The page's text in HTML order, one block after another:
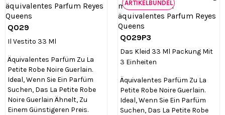
Q029
Il Vestito 33 Ml
Äquivalentes Parfüm Zu La
Petite Robe Noire Guerlain.
Ideal, Wenn Sie Ein Parfüm
Suchen, Das La Petite Robe
Noire Guerlain Ähnelt, Zu
Einem Günstigeren Preis.

Q029P3
Das Kleid 33 Ml Packung Mit
3 Einheiten
Äquivalentes Parfüm Zu La
Petite Robe Noire Guerlain.
Ideal, Wenn Sie Ein Parfüm
Suchen, Das La Petite Robe
ARTIKELBÜNDEL